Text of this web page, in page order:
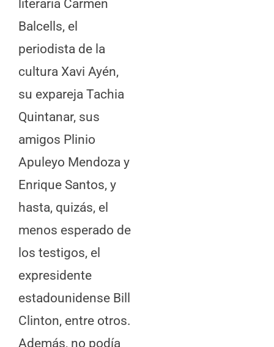
literaria Carmen
Balcells, el
periodista de la
cultura Xavi Ayén,
su expareja Tachia
Quintanar, sus
amigos Plinio
Apuleyo Mendoza y
Enrique Santos, y
hasta, quizás, el
menos esperado de
los testigos, el
expresidente
estadounidense Bill
Clinton, entre otros.
Además, no podía